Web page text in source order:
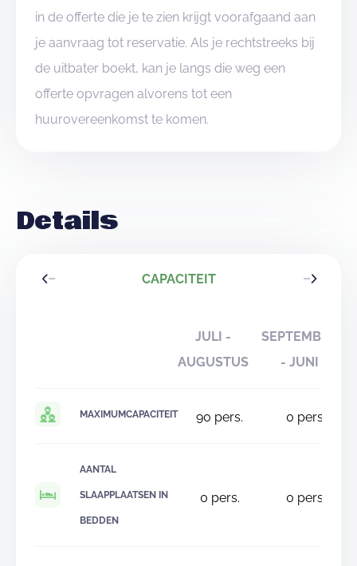
in de offerte die je te zien krijgt voorafgaand aan
je aanvraag tot reservatie. Als je rechtstreeks bij
de uitbater boekt, kan je langs die weg een
offerte opvragen alvorens tot een
huurovereenkomst te komen.
Details
CAPACITEIT
JULI -
AUGUSTUS
SEPTEMBER
- JUNI
MAXIMUMCAPACITEIT 90 pers. 0 pers.
AANTAL
SLAAPPLAATSEN IN
BEDDEN
0 pers. 0 pers.